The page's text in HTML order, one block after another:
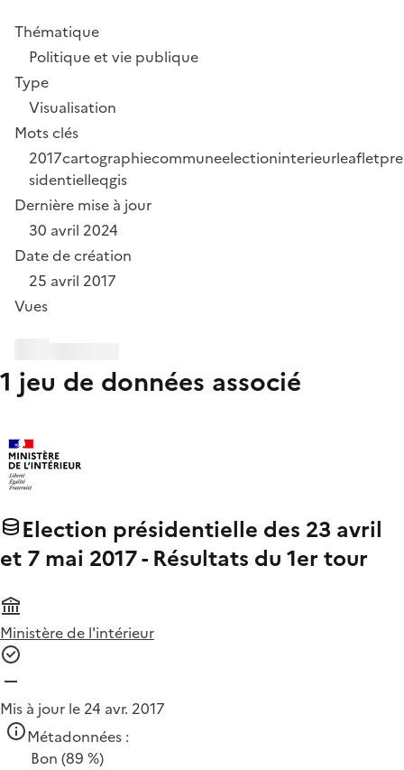
Thématique
Politique et vie publique
Type
Visualisation
Mots clés
2017cartographiecommuneelectioninterieurleafletpre
sidentielleqgis
Dernière mise à jour
30 avril 2024
Date de création
25 avril 2017
Vues
1 jeu de données associé
Election présidentielle des 23 avril
et 7 mai 2017 - Résultats du 1er tour
Ministère de l'intérieur
Mis à jour le 24 avr. 2017
Métadonnées :
Bon (89 %)